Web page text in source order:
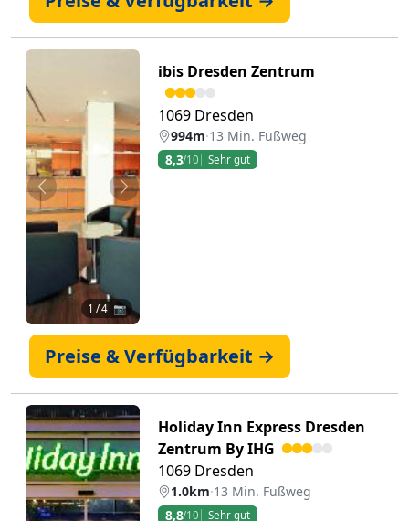
Zurück Weiter
1 / 4 📷
ibis Dresden Zentrum
1069 Dresden
994m·13 Min. Fußweg
8,3/10 Sehr gut
Preise & Verfügbarkeit →
Holiday Inn Express Dresden
Zentrum By IHG
1069 Dresden
1.0km·13 Min. Fußweg
8,8/10 Sehr gut